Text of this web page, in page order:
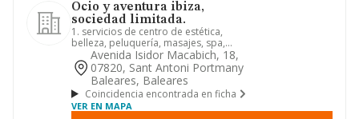
Ocio y aventura ibiza,
sociedad limitada.
1. servicios de centro de estética,
belleza, peluquería, masajes, spa,
tratamientos corporales y fa...
Avenida Isidor Macabich, 18,
07820, Sant Antoni Portmany
Baleares, Baleares
Coincidencia encontrada en ficha
VER EN MAPA